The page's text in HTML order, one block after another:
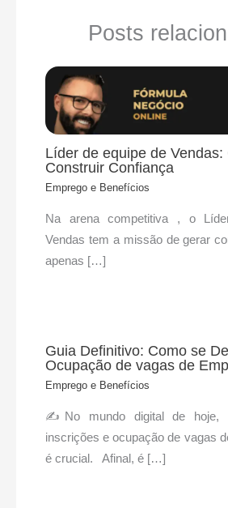
Posts
Líder de equipe de Vendas:
Construir Confiança
Emprego e Benefícios
Na arena competitiva , o
Vendas tem a missão de gerar
apenas […]
Guia Definitivo: Como se
Ocupação de vagas de
Emprego e Benefícios
✍No mundo digital de hoje,
inscrições e ocupação de vagas
é crucial. Afinal, é […]